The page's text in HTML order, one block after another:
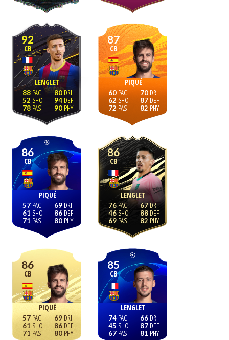
92
CB
LENGLET
88
52
78
80
94
90
87
CB
PIQUÉ
60
62
72
70
87
82
86
CB
PIQUÉ
57
61
71
69
86
80
86
CB
LENGLET
76
46
69
67
88
82
86
CB
PIQUÉ
57
61
71
69
86
80
85
CB
LENGLET
74
45
67
66
87
81